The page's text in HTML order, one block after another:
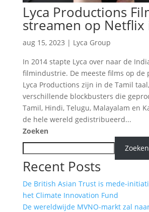
Lyca Productions
streamen op Netflix
aug 15, 2023 | Lyca Group
In 2014 stapte Lyca over naar de
filmindustrie. De meeste films op de
Lyca Productions zijn in de Tamil
verschillende blockbusters die
Tamil, Hindi, Telugu, Malayalam en
de hele wereld gedistribueerd...
Zoeken
Zoeken
Recent Posts
De British Asian Trust is mede-
het Climate Innovation Fund
De wereldwijde MVNO-markt zal